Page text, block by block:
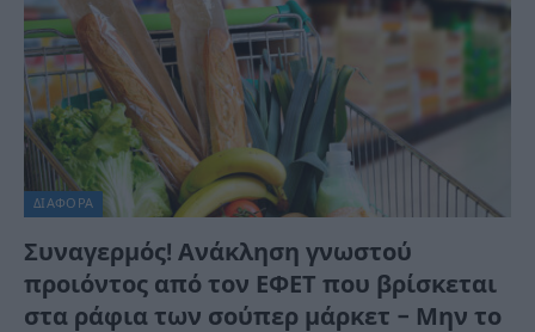
ΔΙΆΦΟΡΑ
Συναγερμός! Ανάκληση γνωστού
προιόντος από τον ΕΦΕΤ που βρίσκεται
στα ράφια των σούπερ μάρκετ – Μην το